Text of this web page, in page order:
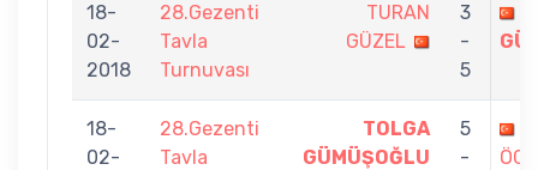
18-
02-
2018
28.Gezenti
Tavla
Turnuvası
TURAN
GÜZEL
3
-
5
18-
02-
28.Gezenti
Tavla
TOLGA
GÜMÜŞOĞLU
5
-